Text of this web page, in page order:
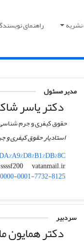
نشریه راهنمای
مدیر مسئول
دکتر یاسر
حقوق کیفری و جرم
استادیار حقوق کیفری
ssssf200
vatanmail.ir
0000-0001-7732-8125
سردبیر
دکتر همایون